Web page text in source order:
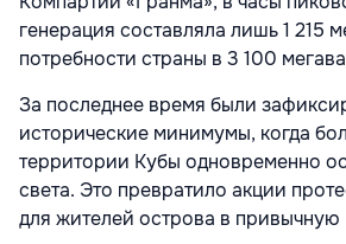
генерация составляла лишь 1 215
потребности страны в 3 100
За последнее время были
исторические минимумы, когда
территории Кубы одновременно
света. Это превратило акции
для жителей острова в привычную